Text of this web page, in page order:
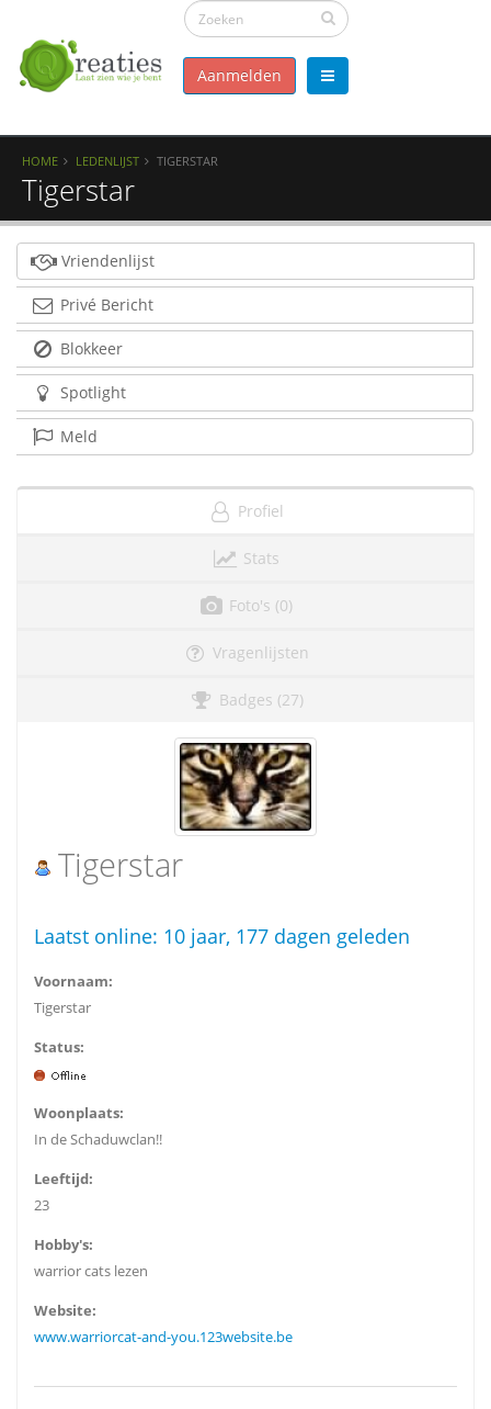
Aanmelden
HOME LEDENLIJST TIGERSTAR
Tigerstar
Vriendenlijst
Privé Bericht
Blokkeer
Spotlight
Meld
Profiel
Stats
Foto's (0)
Vragenlijsten
Badges (27)
Tigerstar
Laatst online: 10 jaar, 177 dagen geleden
Voornaam:
Tigerstar
Status:
Woonplaats:
In de Schaduwclan!!
Leeftijd:
23
Hobby's:
warrior cats lezen
Website:
www.warriorcat-and-you.123website.be